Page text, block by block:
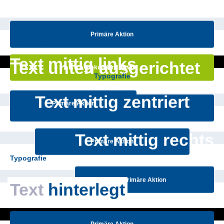
Primäre Aktion
Sekundäre Aktion
Text unten ausgerichtet
Primäre Aktion
Text mittig links
Primäre Aktion
Typografie
Text mittig zentriert
Primäre Aktion
Text mittig rechts
Primäre Aktion
Typografie
Text hinterlegt